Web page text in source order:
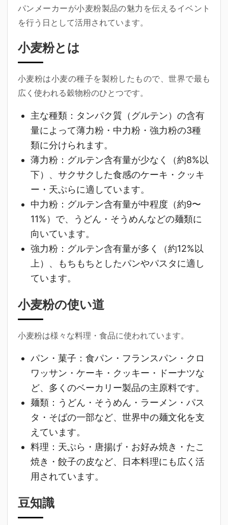
パンメーカーが小麦粉製品の魅力を伝えるイベント
を行う日として活用されています。
小麦粉とは
小麦粉は小麦の種子を製粉したもので、世界で最も
広く使われる穀物粉のひとつです。
主な種類 ：タンパク質（グルテン）の含有
量によって薄力粉・中力粉・強力粉の3種
類に分けられます。
薄力粉 ：グルテン含有量が少なく（約8%以
下）、サクサクした食感のケーキ・クッキ
ー・天ぷらに適しています。
中力粉 ：グルテン含有量が中程度（約9〜
11%）で、うどん・そうめんなどの麺類に
向いています。
強力粉 ：グルテン含有量が多く（約12%以
上）、もちもちとしたパンやパスタに適し
ています。
小麦粉の使い道
小麦粉は様々な料理・食品に使われています。
パン・菓子 ：食パン・フランスパン・クロ
ワッサン・ケーキ・クッキー・ドーナツな
ど、多くのベーカリー製品の主原料です。
麺類 ：うどん・そうめん・ラーメン・パス
タ・そばの一部など、世界中の麺文化を支
えています。
料理 ：天ぷら・唐揚げ・お好み焼き・たこ
焼き・餃子の皮など、日本料理にも広く活
用されています。
豆知識